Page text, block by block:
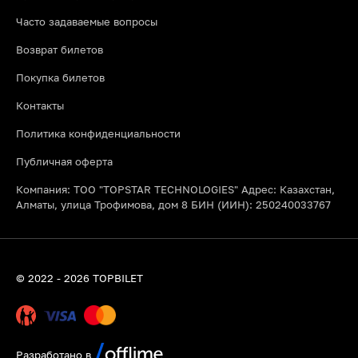
Часто задаваемые вопросы
Возврат билетов
Покупка билетов
Контакты
Политика конфиденциальности
Публичная оферта
Компания: ТОО "TOPSTAR TECHNOLOGIES" Адрес: Казахстан,
Алматы, улица Трофимова, дом 8 БИН (ИИН): 250240033767
© 2022 - 2026 TOPBILET
Разработано в